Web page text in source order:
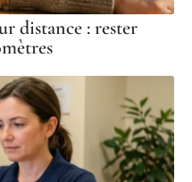
distance : rester